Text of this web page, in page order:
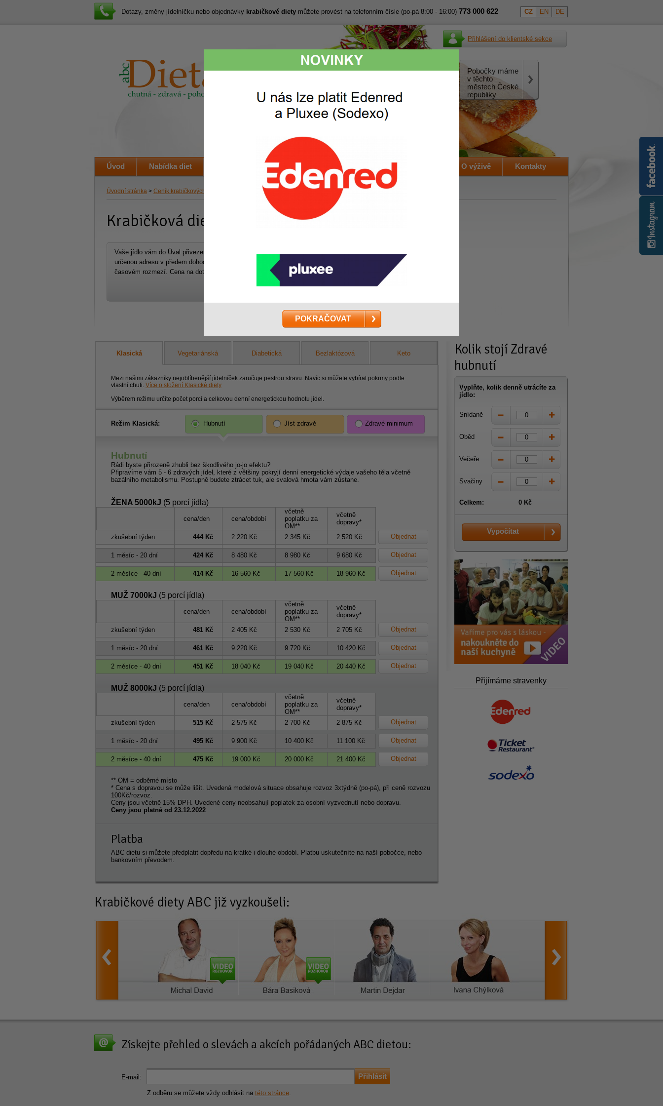
Úvodní stránka > Ceník krabičkových diet > Ceník pro všechny nabízené diety v Úvalech
Krabičková dieta Úvaly od ABC diety - ceník
Vaše jídlo vám do Úval přivezeme na vámi
určenou adresu v předem dohodnutém
časovém rozmezí. Cena na dotaz
ABC dieta se přizpůsobí vašim plánům.
Můžete ji konzumovat v různé dny,
kdykoliv změnit nebo přerušit.
Klasická Vegetariánská Diabetická Bezlaktózová Keto
Mezi našimi zákazníky nejoblíbenější jídelníček zaručuje pestrou stravu. Navíc si můžete vybírat pokrmy podle
vlastní chuti. Více o složení Klasické diety
Výběrem režimu určíte počet porcí a celkovou denní energetickou hodnotu jídel.
Režim Klasická: Hubnutí Jíst zdravě Zdravé minimum
Hubnutí
Rádi byste přirozeně zhubli bez škodlivého jo-jo efektu?
Připravíme vám 5 - 6 zdravých jídel, které z většiny pokryjí denní energetické výdaje vašeho těla včetně
bazálního metabolismu. Postupně budete ztrácet tuk, ale svalová hmota vám zůstane.
ŽENA 5000kJ (5 porcí jídla)
cena/den cena/období
včetně
poplatku za
OM**
včetně
dopravy*
zkušební týden
444 Kč 2 220 Kč 2 345 Kč 2 520 Kč Objednat
1 měsíc - 20 dní 424 Kč 8 480 Kč 8 980 Kč 9 680 Kč Objednat
2 měsíce - 40 dní 414 Kč 16 560 Kč 17 560 Kč 18 960 Kč Objednat
MUŽ 7000kJ (5 porcí jídla)
cena/den cena/období
včetně
poplatku za
OM**
včetně
dopravy*
zkušební týden
481 Kč 2 405 Kč 2 530 Kč 2 705 Kč Objednat
1 měsíc - 20 dní 461 Kč 9 220 Kč 9 720 Kč 10 420 Kč Objednat
2 měsíce - 40 dní 451 Kč 18 040 Kč 19 040 Kč 20 440 Kč Objednat
MUŽ 8000kJ (5 porcí jídla)
cena/den cena/období
včetně
poplatku za
OM**
včetně
dopravy*
zkušební týden
515 Kč 2 575 Kč 2 700 Kč 2 875 Kč Objednat
1 měsíc - 20 dní 495 Kč 9 900 Kč 10 400 Kč 11 100 Kč Objednat
2 měsíce - 40 dní 475 Kč 19 000 Kč 20 000 Kč 21 400 Kč Objednat
** OM = odběrné místo
* Cena s dopravou se může lišit. Uvedená modelová situace obsahuje rozvoz 3xtýdně (po-pá), při ceně rozvozu
100Kč/rozvoz.
Ceny jsou včetně 15% DPH. Uvedené ceny neobsahují poplatek za osobní vyzvednutí nebo dopravu.
Ceny jsou platné od 23.12.2022
Platba
ABC dietu si můžete předplatit dopředu na krátké i dlouhé období. Platbu uskutečníte na naší pobočce, nebo
bankovním převodem.
Kolik stojí Zdravé
hubnutí
Vyplňte, kolik denně utrácíte za
jídlo:
Snídaně
Oběd
Večeře
Svačiny
Celkem: 0 Kč
Vypočítat
Přijímáme stravenky
Krabičkové diety ABC již vyzkoušeli:
Získejte přehled o slevách a akcích pořádaných ABC dietou:
E-mail:
Z odběru se můžete vždy odhlásit na této stránce
Dotazy, změny jídelníčku nebo objednávky krabičkové diety můžete provést na telefonním čísle (po-pá 8:00 - 16:00) 773 000 622 CZ EN DE
Přihlášení do klientské sekce
Lákavé snídaně,
Perfektní chuť,
Pobočky máme
v těchto
městech České
republiky
Úvod Nabídka diet Objednávka O výživě Kontakty
POKRAČOVAT